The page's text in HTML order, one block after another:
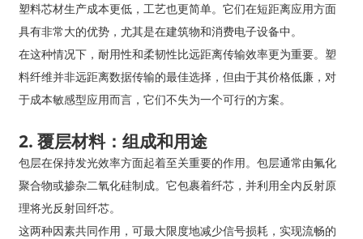
塑料芯材生产成本更低，工艺也更简单。它们在短距离应用方面
具有非常大的优势，尤其是在建筑物和消费电子设备中。
在这种情况下，耐用性和柔韧性比远距离传输效率更为重要。塑
料纤维并非远距离数据传输的最佳选择，但由于其价格低廉，对
于成本敏感型应用而言，它们不失为一个可行的方案。
2. 覆层材料：组成和用途
包层在保持发光效率方面起着至关重要的作用。包层通常由氟化
聚合物或掺杂二氧化硅制成。它包裹着纤芯，并利用全内反射原
理将光反射回纤芯。
这两种因素共同作用，可最大限度地减少信号损耗，实现流畅的